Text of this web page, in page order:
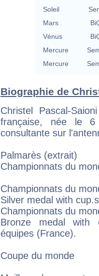
Soleil
Mars
Vénus
Mercure
Mercure
Biographie de
Christel Pascal-
française, née le
consultante sur
Palmarès (extrait)
Championnats du
Championnats du
Silver medal with
Championnats du
Bronze medal with
équipes (France).
Coupe du monde